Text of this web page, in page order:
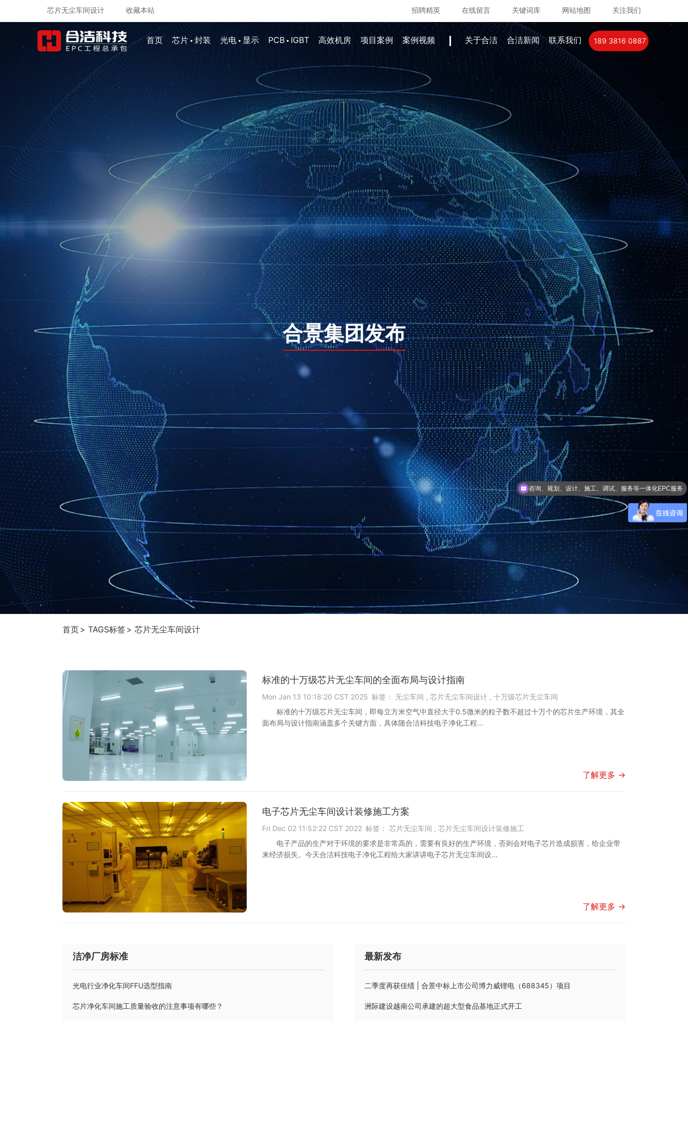
芯片无尘车间设计 收藏本站 招聘精英 在线留言 关键词库 网站地图 关注我们
首页 芯片 · 封装 光电 · 显示 PCB · IGBT 高效机房 项目案例 案例视频 关于合洁 合洁新闻 联系我们 189 3816 0887
合景集团发布
首页 TAGS标签 芯片无尘车间设计
标准的十万级芯片无尘车间的全面布局与设计指南
Mon Jan 13 10:18:20 CST 2025 标签： 无尘车间 , 芯片无尘车间设计 , 十万级芯片无尘车间
标准的十万级芯片无尘车间，即每立方米空气中直径大于0.5微米的粒子数不超过十万个的芯片生产环境，其全
面布局与设计指南涵盖多个关键方面，具体随合洁科技电子净化工程...
了解更多 →
电子芯片无尘车间设计装修施工方案
Fri Dec 02 11:52:22 CST 2022 标签： 芯片无尘车间 , 芯片无尘车间设计装修施工
电子产品的生产对于环境的要求是非常高的，需要有良好的生产环境，否则会对电子芯片造成损害，给企业带
来经济损失。今天合洁科技电子净化工程给大家讲讲电子芯片无尘车间设...
了解更多 →
洁净厂房标准
光电行业净化车间FFU选型指南
芯片净化车间施工质量验收的注意事项有哪些？
最新发布
二季度再获佳绩 | 合景中标上市公司博力威锂电（688345）项目
洲际建设越南公司承建的超大型食品基地正式开工
咨询、规划、设计、施工、调试、服务等一体化EPC服务
一级总包资质